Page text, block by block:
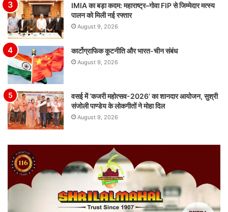
IMIA का बड़ा कदम: महाराष्ट्र–गोवा FIP से जिम्मेदार मत्स्य
पालन को मिली नई रफ्तार
August 9, 2026
कार्टोग्राफिक कूटनीति और भारत-चीन संबंध
August 9, 2026
वसई में ‘कजरी महोत्सव-2026’ का शानदार आयोजन, सुश्री
संजोली पाण्डेय के लोकगीतों ने मोहा दिल
August 9, 2026